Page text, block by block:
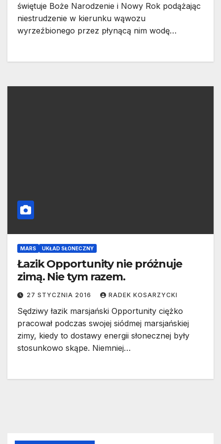
świętuje Boże Narodzenie i Nowy Rok podążając
niestrudzenie w kierunku wąwozu
wyrzeźbionego przez płynącą nim wodę…
MARS UKŁAD SŁONECZNY
Łazik Opportunity nie próżnuje
zimą. Nie tym razem.
27 STYCZNIA 2016 RADEK KOSARZYCKI
Sędziwy łazik marsjański Opportunity ciężko
pracował podczas swojej siódmej marsjańskiej
zimy, kiedy to dostawy energii słonecznej były
stosunkowo skąpe. Niemniej…